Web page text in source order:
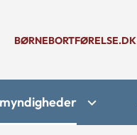
BØRNEBORTFØRELSE.DK